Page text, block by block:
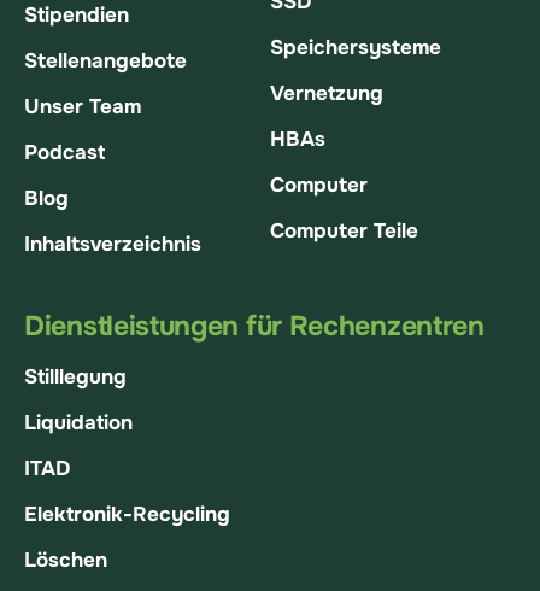
Stipendien
Stellenangebote
Unser Team
Podcast
Blog
Inhaltsverzeichnis
Speichersysteme
Vernetzung
HBAs
Computer
Computer Teile
Dienstleistungen für Rechenzentren
Stilllegung
Liquidation
ITAD
Elektronik-Recycling
Löschen